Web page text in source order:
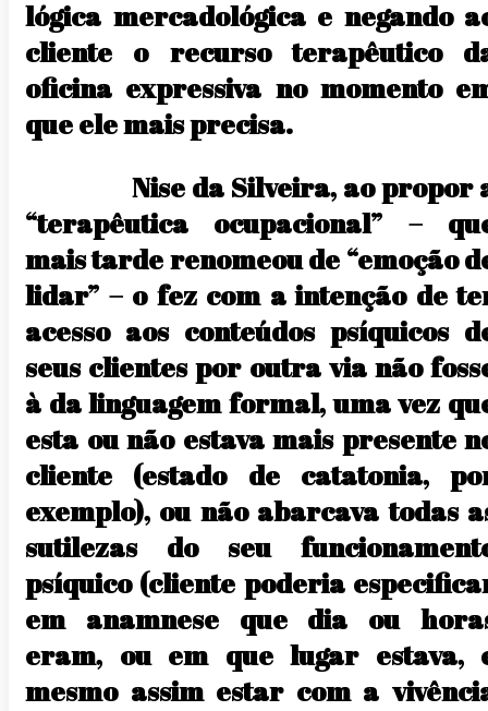
lógica mercadológica e negando
cliente o recurso terapêutico
oficina expressiva no momento
que ele mais precisa.
Nise da Silveira, ao propor
“terapêutica ocupacional” –
mais tarde renomeou de “emoção
lidar” – o fez com a intenção de
acesso aos conteúdos psíquicos
seus clientes por outra via não
à da linguagem formal, uma vez
esta ou não estava mais presente
cliente (estado de catatonia,
exemplo), ou não abarcava todas
sutilezas do seu
psíquico (cliente poderia
em anamnese que dia ou
eram, ou em que lugar estava,
mesmo assim estar com a